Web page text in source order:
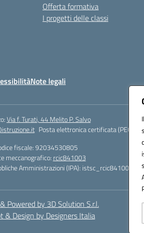
Offerta formativa
I progetti delle classi
Note legali
Via f. Turati, 44 Melito P. Salvo
Posta elettronica certificata (PEC):
fiscale: 92034530805
meccanografico: rcic841003
Amministrazioni (IPA): istsc_rcic841003
Powered by 3D Solution S.r.l.
& Design by Designers Italia